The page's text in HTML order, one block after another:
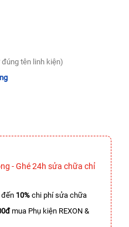
đúng tên linh kiện)
- Ghé 24h sửa chữa chỉ
10% chi phí sửa chữa
mua Phụ kiện REXON &